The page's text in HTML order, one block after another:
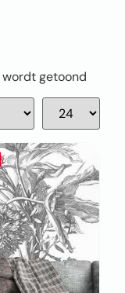
wordt getoond